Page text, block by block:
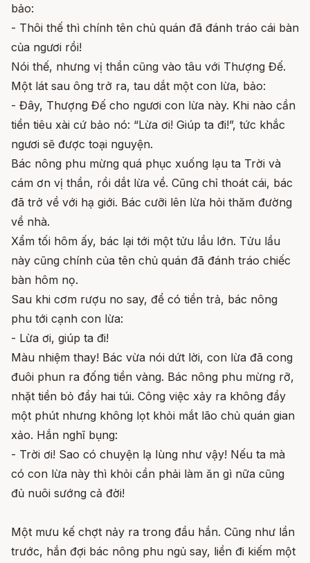
bảo:
- Thôi thế thì chính tên chủ quán đã đánh tráo cái bàn
của ngươi rồi!
Nói thế, nhưng vị thần cũng vào tâu với Thượng Đế.
Một lát sau ông trở ra, tau dắt một con lừa, bảo:
- Đây, Thượng Đế cho ngươi con lừa này. Khi nào cần
tiền tiêu xài cứ bảo nó: “Lừa ơi! Giúp ta đi!”, tức khắc
ngươi sẽ được toại nguyện.
Bác nông phu mừng quá phục xuống lạu ta Trời và
cám ơn vị thần, rồi dắt lừa về. Cũng chỉ thoát cái, bác
đã trở về với hạ giới. Bác cưỡi lên lừa hỏi thăm đường
về nhà.
Xẩm tối hôm ấy, bác lại tới một tửu lầu lớn. Tửu lầu
này cũng chính của tên chủ quán đã đánh tráo chiếc
bàn hôm nọ.
Sau khi cơm rượu no say, để có tiền trả, bác nông
phu tới cạnh con lừa:
- Lừa ơi, giúp ta đi!
Màu nhiệm thay! Bác vừa nói dứt lời, con lừa đã cong
đuôi phun ra đống tiền vàng. Bác nông phu mừng rỡ,
nhặt tiền bỏ đầy hai túi. Công việc xảy ra không đầy
một phút nhưng không lọt khỏi mắt lão chủ quán gian
xảo. Hắn nghĩ bụng:
- Trời ơi! Sao có chuyện lạ lùng như vậy! Nếu ta mà
có con lừa này thì khỏi cần phải làm ăn gì nữa cũng
đủ nuôi sướng cả đời!
Một mưu kế chợt nảy ra trong đầu hắn. Cũng như lần
trước, hắn đợi bác nông phu ngủ say, liền đi kiếm một